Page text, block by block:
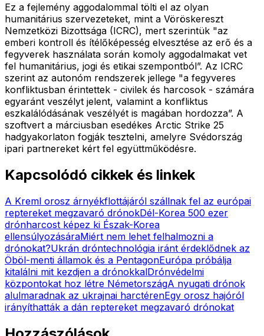
Ez a fejlemény aggodalommal tölti el az olyan
humanitárius szervezeteket, mint a Vöröskereszt
Nemzetközi Bizottsága (ICRC), mert szerintük "az
emberi kontroll és ítélőképesség elvesztése az erő és a
fegyverek használata során komoly aggodalmakat vet
fel humanitárius, jogi és etikai szempontból”. Az ICRC
szerint az autonóm rendszerek jellege "a fegyveres
konfliktusban érintettek - civilek és harcosok - számára
egyaránt veszélyt jelent, valamint a konfliktus
eszkalálódásának veszélyét is magában hordozza”. A
szoftvert a márciusban esedékes Arctic Strike 25
hadgyakorlaton fogják tesztelni, amelyre Svédország
ipari partnereket kért fel együttműködésre.
Kapcsolódó cikkek és linkek
A Kreml orosz árnyékflottájáról szállnak fel az európai
reptereket megzavaró drónokDél-Korea 500 ezer
drónharcost képez ki Észak-Korea
ellensúlyozásáraMiért nem lehet felhalmozni a
drónokat?Ukrán dróntechnológia iránt érdeklődnek az
Öböl-menti államok és a PentagonEurópa próbálja
kitalálni mit kezdjen a drónokkalDrónvédelmi
központokat hoz létre NémetországA nyugati drónok
alulmaradnak az ukrajnai harctérenEgy orosz hajóról
irányíthatták a dán reptereket megzavaró drónokat